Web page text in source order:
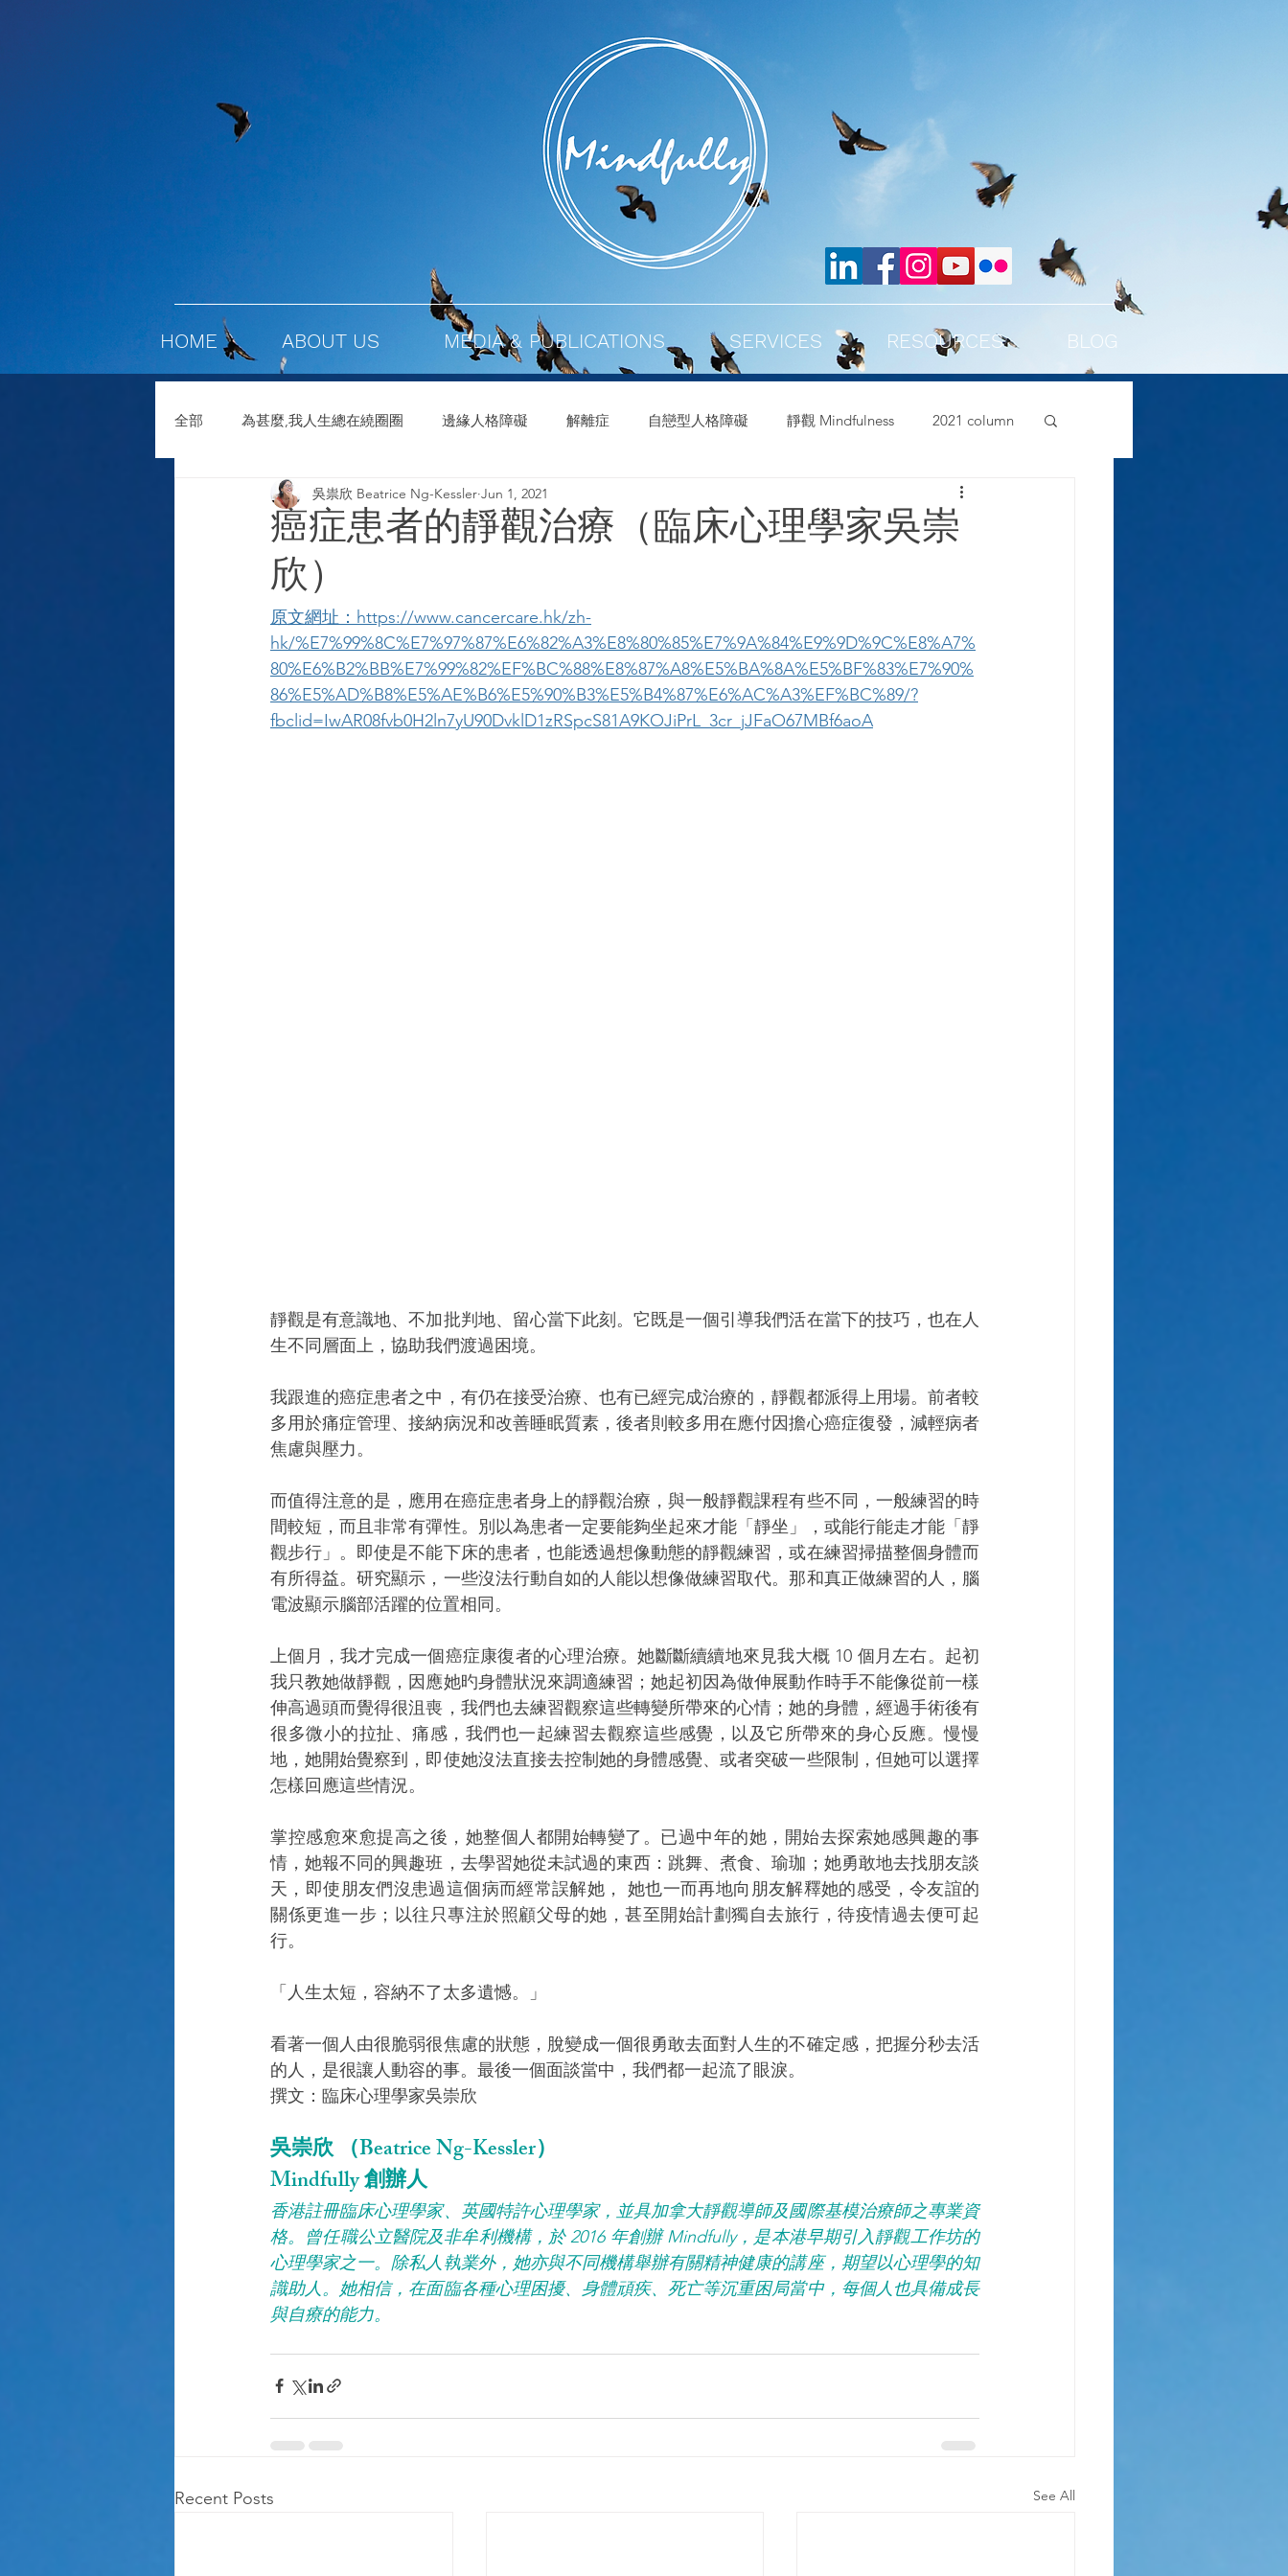
HOME ABOUT US MEDIA & PUBLICATIONS SERVICES RESOURCES BLOG
全部 為甚麼,我人生總在繞圈圈 邊緣人格障礙 解離症 自戀型人格障礙 靜觀 Mindfulness 2021 column
2020 column 2019 column 2018 column
癌症患者的靜觀治療（臨床心理學家吳崇
欣）
吳祟欣 Beatrice Ng-Kessler Jun 1, 2021
原文網址：https://www.cancercare.hk/zh-
hk/%E7%99%8C%E7%97%87%E6%82%A3%E8%80%85%E7%9A%84%E9%9D%9C%E8%A7%
80%E6%B2%BB%E7%99%82%EF%BC%88%E8%87%A8%E5%BA%8A%E5%BF%83%E7%90%
86%E5%AD%B8%E5%AE%B6%E5%90%B3%E5%B4%87%E6%AC%A3%EF%BC%89/?
fbclid=IwAR08fvb0H2ln7yU90DvklD1zRSpcS81A9KOJiPrL_3cr_jJFaO67MBf6aoA
靜觀是有意識地、不加批判地、留心當下此刻。它既是一個引導我們活在當下的技巧，也在人
生不同層面上，協助我們渡過困境。
我跟進的癌症患者之中，有仍在接受治療、也有已經完成治療的，靜觀都派得上用場。前者較
多用於痛症管理、接納病況和改善睡眠質素，後者則較多用在應付因擔心癌症復發，減輕病者
焦慮與壓力。
而值得注意的是，應用在癌症患者身上的靜觀治療，與一般靜觀課程有些不同，一般練習的時
間較短，而且非常有彈性。別以為患者一定要能夠坐起來才能「靜坐」，或能行能走才能「靜
觀步行」。即使是不能下床的患者，也能透過想像動態的靜觀練習，或在練習掃描整個身體而
有所得益。研究顯示，一些沒法行動自如的人能以想像做練習取代。那和真正做練習的人，腦
電波顯示腦部活躍的位置相同。
上個月，我才完成一個癌症康復者的心理治療。她斷斷續續地來見我大概 10 個月左右。起初
我只教她做靜觀，因應她旳身體狀況來調適練習；她起初因為做伸展動作時手不能像從前一樣
伸高過頭而覺得很沮喪，我們也去練習觀察這些轉變所帶來的心情；她的身體，經過手術後有
很多微小的拉扯、痛感，我們也一起練習去觀察這些感覺，以及它所帶來的身心反應。慢慢
地，她開始覺察到，即使她沒法直接去控制她的身體感覺、或者突破一些限制，但她可以選擇
怎樣回應這些情況。
掌控感愈來愈提高之後，她整個人都開始轉變了。已過中年的她，開始去探索她感興趣的事
情，她報不同的興趣班，去學習她從未試過的東西：跳舞、煮食、瑜珈；她勇敢地去找朋友談
天，即使朋友們沒患過這個病而經常誤解她， 她也一而再地向朋友解釋她的感受，令友誼的
關係更進一步；以往只專注於照顧父母的她，甚至開始計劃獨自去旅行，待疫情過去便可起
行。
「人生太短，容納不了太多遺憾。」
看著一個人由很脆弱很焦慮的狀態，脫變成一個很勇敢去面對人生的不確定感，把握分秒去活
的人，是很讓人動容的事。最後一個面談當中，我們都一起流了眼淚。
撰文：臨床心理學家吳崇欣
吳崇欣 （Beatrice Ng-Kessler）
Mindfully 創辦人
香港註冊臨床心理學家、英國特許心理學家，並具加拿大靜觀導師及國際基模治療師之專業資
格。曾任職公立醫院及非牟利機構，於 2016 年創辦 Mindfully，是本港早期引入靜觀工作坊的
心理學家之一。除私人執業外，她亦與不同機構舉辦有關精神健康的講座，期望以心理學的知
識助人。她相信，在面臨各種心理困擾、身體頑疾、死亡等沉重困局當中，每個人也具備成長
與自療的能力。
Recent Posts See All